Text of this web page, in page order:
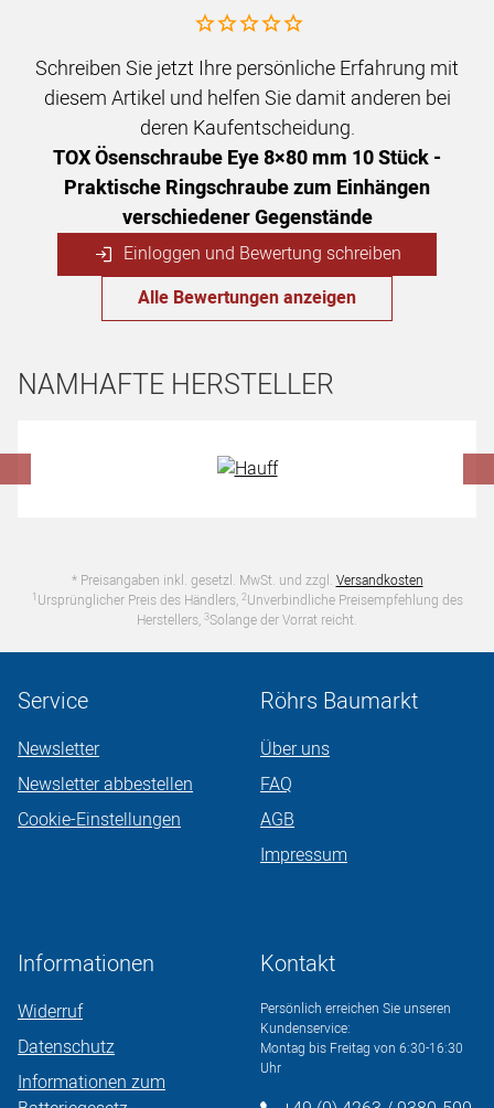
Noch keine Bewertungen abgegeben
Schreiben Sie jetzt Ihre persönliche Erfahrung mit
diesem Artikel und helfen Sie damit anderen bei
deren Kaufentscheidung.
TOX Ösenschraube Eye 8×80 mm 10 Stück -
Praktische Ringschraube zum Einhängen
verschiedener Gegenstände
Einloggen und Bewertung schreiben
Alle Bewertungen anzeigen
NAMHAFTE HERSTELLER
* Preisangaben inkl. gesetzl. MwSt. und zzgl. Versandkosten
1 Ursprünglicher Preis des Händlers, 2Unverbindliche Preisempfehlung des
Herstellers, 3Solange der Vorrat reicht.
Service
Newsletter
Newsletter abbestellen
Cookie-Einstellungen
Röhrs Baumarkt
Über uns
FAQ
AGB
Impressum
Informationen
Widerruf
Datenschutz
Informationen zum
Kontakt
Persönlich erreichen Sie unseren
Kundenservice:
Montag bis Freitag von 6:30-16:30
Uhr